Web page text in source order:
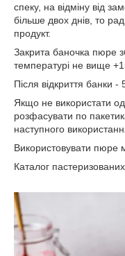
спеку, на відміну від
більше двох днів, то
продукт.
Закрита баночка пюре
температурі не вище
Після відкриття банки
Якщо не використати
розфасувати по
наступного
Використовувати пюре
Каталог